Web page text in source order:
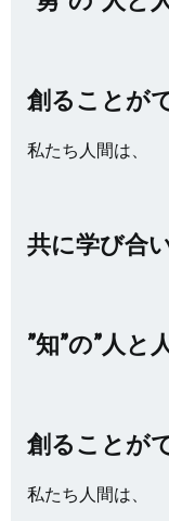
創ることが
私たち人間は、
共に学び合
”知”の”人と
創ることが
私たち人間は、